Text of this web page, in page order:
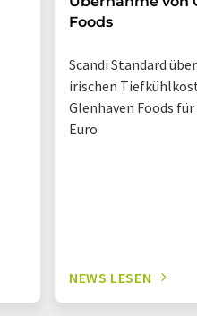
Foods
Scandi Standard
irischen
Glenhaven Foods
Euro
NEWS LESEN